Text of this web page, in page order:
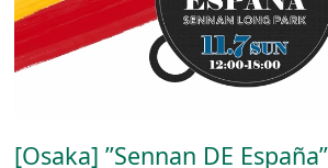
[Osaka] ”Sennan DE